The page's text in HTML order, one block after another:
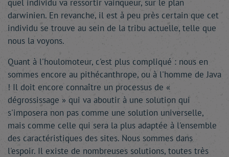
quel individu va ressortir vainqueur, sur le plan
darwinien. En revanche, il est à peu près certain que cet
individu se trouve au sein de la tribu actuelle, telle que
nous la voyons.
Quant à l'houlomoteur, c'est plus compliqué : nous en
sommes encore au pithécanthrope, ou à l'homme de Java
! Il doit encore connaître un processus de «
dégrossissage » qui va aboutir à une solution qui
s'imposera non pas comme une solution universelle,
mais comme celle qui sera la plus adaptée à l'ensemble
des caractéristiques des sites. Nous sommes dans
l'espoir. Il existe de nombreuses solutions, toutes très